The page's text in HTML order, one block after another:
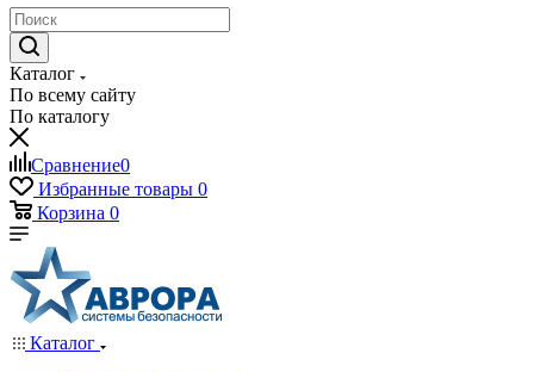
Каталог
По всему сайту
По каталогу
Сравнение0
Избранные товары 0
Корзина 0
Каталог